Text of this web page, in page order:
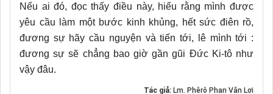
Nếu ai đó, đọc thấy điều này, hiểu rằng mình được
yêu cầu làm một bước kinh khủng, hết sức điên rồ,
đương sự hãy cầu nguyện và tiến tới, lê mình tới :
đương sự sẽ chẳng bao giờ gần gũi Đức Ki-tô như
vậy đâu.
Tác giả: Lm. Phêrô Phan Văn Lợi